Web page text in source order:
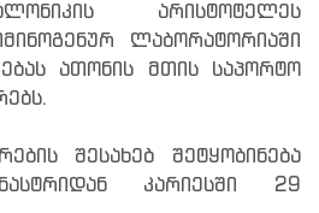
არისტოტელეს
ლაბორატორიაში
ათონის მთის საპორტო
შესახებ შეტყობინება
კარიესში 29